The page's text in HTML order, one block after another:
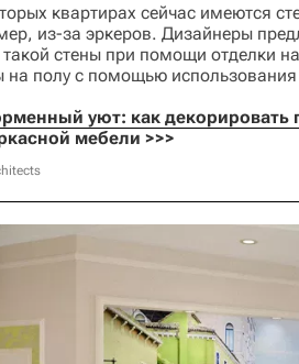
квартирах сейчас имеются
из-за эркеров. Дизайнеры
стены при помощи отделки
на полу с помощью использования
уют: как декорировать
мебели >>>